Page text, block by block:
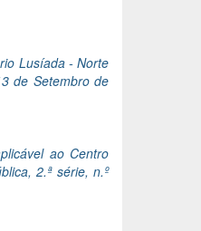
Lusíada - Norte
de Setembro de
ao Centro
2.ª série, n.º